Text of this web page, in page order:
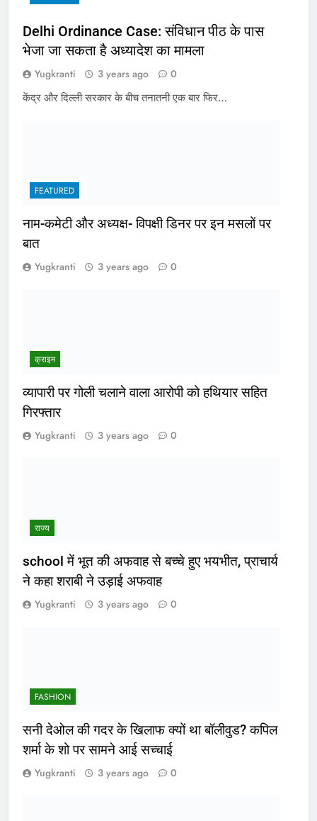
Delhi Ordinance Case: संविधान पीठ के पास
भेजा जा सकता है अध्यादेश का मामला
Yugkranti 3 years ago 0
केंद्र और दिल्ली सरकार के बीच तनातनी एक बार फिर…
FEATURED
नाम-कमेटी और अध्यक्ष- विपक्षी डिनर पर इन मसलों पर
बात
Yugkranti 3 years ago 0
क्राइम
व्यापारी पर गोली चलाने वाला आरोपी को हथियार सहित
गिरफ्तार
Yugkranti 3 years ago 0
राज्य
school में भूत की अफवाह से बच्चे हुए भयभीत, प्राचार्य
ने कहा शराबी ने उड़ाई अफवाह
Yugkranti 3 years ago 0
FASHION
सनी देओल की गदर के खिलाफ क्यों था बॉलीवुड? कपिल
शर्मा के शो पर सामने आई सच्चाई
Yugkranti 3 years ago 0